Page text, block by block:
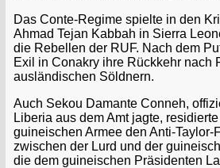
Das Conte-Regime spielte in den
Ahmad Tejan Kabbah in Sierra
die Rebellen der RUF. Nach dem
Exil in Conakry ihre Rückkehr nach
ausländischen Söldnern.
Auch Sekou Damante Conneh,
Liberia aus dem Amt jagte,
guineischen Armee den Anti-
zwischen der Lurd und der
die dem guineischen Präsidenten